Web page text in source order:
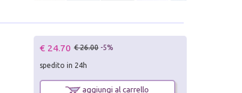
€ 24.70 € 26.00 -5%
spedito in 24h
aggiungi al carrello